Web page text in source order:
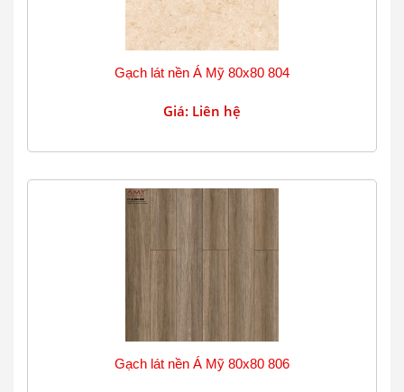
Gạch lát nền Á Mỹ 80x80 804
Giá: Liên hệ
Gạch lát nền Á Mỹ 80x80 806